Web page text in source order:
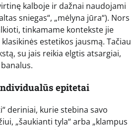
kalboje ir dažnai naudojami
sniegas“, „mėlyna jūra“). Nors
tinkamame kontekste jie
estetikos jausmą. Tačiau
su jais reikia elgtis atsargiai,
epitetai
deriniai, kurie stebina savo
„šaukianti tyla“ arba „klampus